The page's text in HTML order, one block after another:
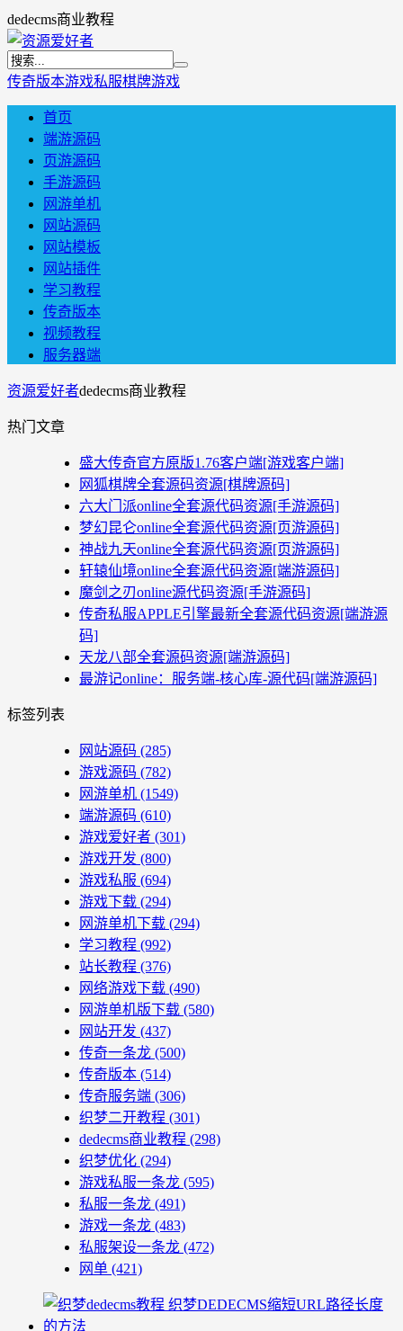
dedecms商业教程
传奇版本游戏私服棋牌游戏
首页
端游源码
页游源码
手游源码
网游单机
网站源码
网站模板
网站插件
学习教程
传奇版本
视频教程
服务器端
资源爱好者dedecms商业教程
热门文章
盛大传奇官方原版1.76客户端[游戏客户端]
网狐棋牌全套源码资源[棋牌源码]
六大门派online全套源代码资源[手游源码]
梦幻昆仑online全套源代码资源[页游源码]
神战九天online全套源代码资源[页游源码]
轩辕仙境online全套源代码资源[端游源码]
魔剑之刃online源代码资源[手游源码]
传奇私服APPLE引擎最新全套源代码资源[端游源
码]
天龙八部全套源码资源[端游源码]
最游记online：服务端-核心库-源代码[端游源码]
标签列表
网站源码 (285)
游戏源码 (782)
网游单机 (1549)
端游源码 (610)
游戏爱好者 (301)
游戏开发 (800)
游戏私服 (694)
游戏下载 (294)
网游单机下载 (294)
学习教程 (992)
站长教程 (376)
网络游戏下载 (490)
网游单机版下载 (580)
网站开发 (437)
传奇一条龙 (500)
传奇版本 (514)
传奇服务端 (306)
织梦二开教程 (301)
dedecms商业教程 (298)
织梦优化 (294)
游戏私服一条龙 (595)
私服一条龙 (491)
游戏一条龙 (483)
私服架设一条龙 (472)
网单 (421)